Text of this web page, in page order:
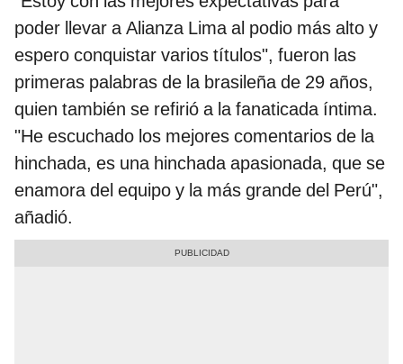
poder llevar a Alianza Lima al podio más alto y
espero conquistar varios títulos", fueron las
primeras palabras de la brasileña de 29 años,
quien también se refirió a la fanaticada íntima.
"He escuchado los mejores comentarios de la
hinchada, es una hinchada apasionada, que se
enamora del equipo y la más grande del Perú",
añadió.